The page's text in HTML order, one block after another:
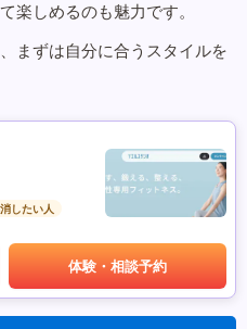
楽しめるのも魅力です。
まずは自分に合うスタイルを
したい人
体験・相談予約